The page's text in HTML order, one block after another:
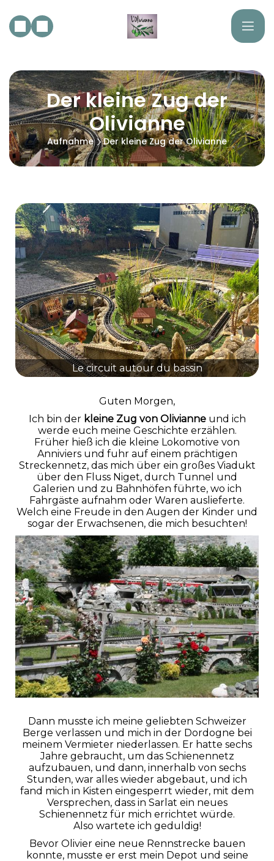
Der kleine Zug der
Olivianne
Aufnahme Der kleine Zug der Olivianne
Le circuit autour du bassin
Guten Morgen,
Ich bin der kleine Zug von Olivianneund ich
werde euch meine Geschichte erzählen.
Früher hieß ich die kleine Lokomotive von
Anniviers und fuhr auf einem prächtigen
Streckennetz, das mich über ein großes Viadukt
über den Fluss Niget, durch Tunnel und
Galerien und zu Bahnhöfen führte, wo ich
Fahrgäste aufnahm oder Waren auslieferte.
Welch eine Freude in den Augen der Kinder und
sogar der Erwachsenen, die mich besuchten!
Dann musste ich meine geliebten Schweizer
Berge verlassen und mich in der Dordogne bei
meinem Vermieter niederlassen. Er hatte sechs
Jahre gebraucht, um das Schienennetz
aufzubauen, und dann, innerhalb von sechs
Stunden, war alles wieder abgebaut, und ich
fand mich in Kisten eingesperrt wieder, mit dem
Versprechen, dass in Sarlat ein neues
Schienennetz für mich errichtet würde.
Also wartete ich geduldig!
Bevor Olivier eine neue Rennstrecke bauen
konnte, musste er erst mein Depot und seine